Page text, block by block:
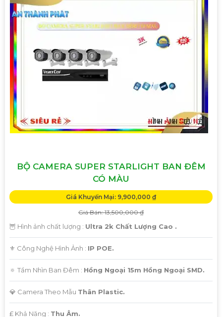
Nếu bạn quan tâm đến việc mua Camera quan sát iTech từ
công ty Chiến Long Việt Nam, bạn có thể liên hệ trực tiếp
với họ để biết thêm thông tin chi tiết về sản phẩm cũng
như các dịch vụ hỗ trợ sau bán hàng.
BỘ CAMERA SUPER STARLIGHT BAN ĐÊM
CÓ MÀU
Giá Khuyến Mại: 9,900,000 ₫
Giá Bán: 13,500,000 ₫
🦉 Hình ảnh chất lượng : Ultra 2k Chất Lượng Cao .
⚜️ Công Nghệ Hình Ảnh : IP POE.
🔅 Tầm Nhìn Ban Đêm : Hồng Ngoại 15m Hồng Ngoại SMD.
💎 Camera Theo Mẫu Thân Plastic.
️₤ Khả Năng : Thu Âm.